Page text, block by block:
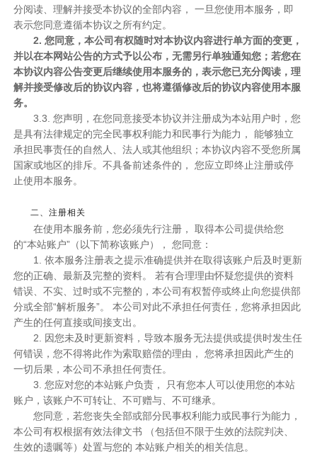
分阅读、理解并接受本协议的全部内容， 一旦您使用本服务，即
表示您同意遵循本协议之所有约定。
2. 您同意，本公司有权随时对本协议内容进行单方面的变更，
并以在本网站公告的方式予以公布，无需另行单独通知您；若您在
本协议内容公告变更后继续使用本服务的，表示您已充分阅读，理
解并接受修改后的协议内容，也将遵循修改后的协议内容使用本服
务。
3.3. 您声明，在您同意接受本协议并注册成为本站用户时，您
是具有法律规定的完全民事权利能力和民事行为能力， 能够独立
承担民事责任的自然人、法人或其他组织；本协议内容不受您所属
国家或地区的排斥。不具备前述条件的， 您应立即终止注册或停
止使用本服务。
二、注册相关
在使用本服务前，您必须先行注册， 取得本公司提供给您
的“本站账户”（以下简称该账户）， 您同意：
1. 依本服务注册表之提示准确提供并在取得该账户后及时更新
您的正确、最新及完整的资料。 若有合理理由怀疑您提供的资料
错误、不实、过时或不完整的，本公司有权暂停或终止向您提供部
分或全部“解析服务”。 本公司对此不承担任何责任，您将承担因此
产生的任何直接或间接支出。
2. 因您未及时更新资料，导致本服务无法提供或提供时发生任
何错误，您不得将此作为索取赔偿的理由， 您将承担因此产生的
一切后果，本公司不承担任何责任。
3. 您应对您的本站账户负责， 只有您本人可以使用您的本站
账户，该账户不可转让、不可赠与、不可继承。
您同意，若您丧失全部或部分民事权利能力或民事行为能力，
本公司有权根据有效法律文书 （包括但不限于生效的法院判决、
生效的遗嘱等）处置与您的 本站账户相关的相关信息。